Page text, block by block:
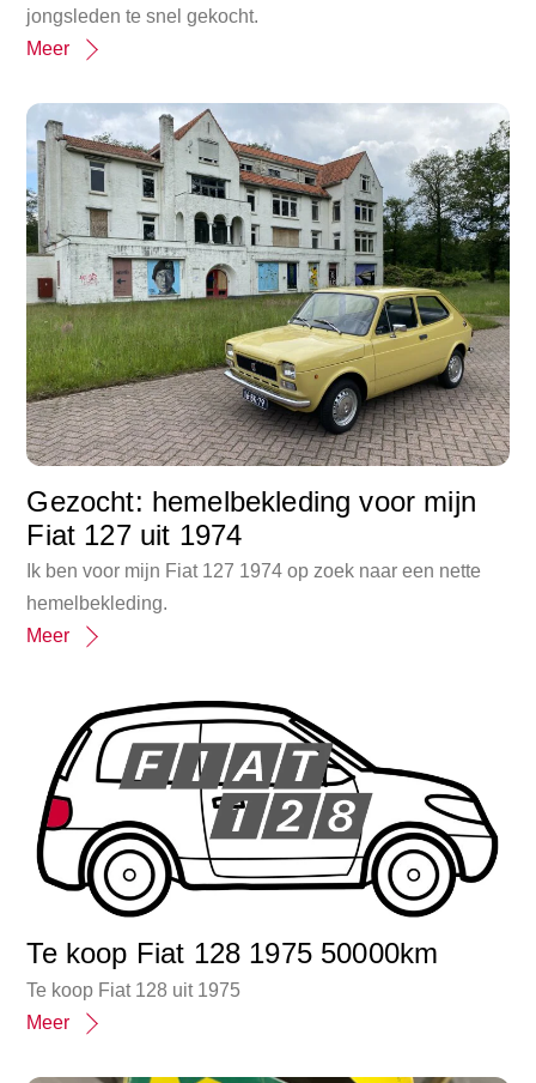
jongsleden te snel gekocht.
Meer
Gezocht: hemelbekleding voor mijn
Fiat 127 uit 1974
Ik ben voor mijn Fiat 127 1974 op zoek naar een nette
hemelbekleding.
Meer
Te koop Fiat 128 1975 50000km
Te koop Fiat 128 uit 1975
Meer